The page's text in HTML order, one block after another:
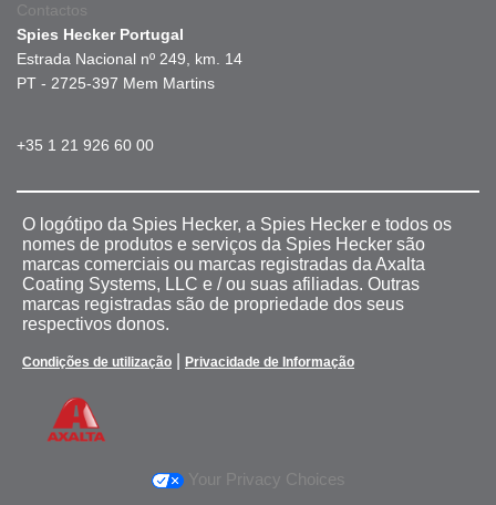
Contactos
Spies Hecker Portugal
Estrada Nacional nº 249, km. 14
PT - 2725-397 Mem Martins
+35 1 21 926 60 00
O logótipo da Spies Hecker, a Spies Hecker e todos os
nomes de produtos e serviços da Spies Hecker são
marcas comerciais ou marcas registradas da Axalta
Coating Systems, LLC e / ou suas afiliadas. Outras
marcas registradas são de propriedade dos seus
respectivos donos.
Condições de utilização Privacidade de Informação
Your Privacy Choices